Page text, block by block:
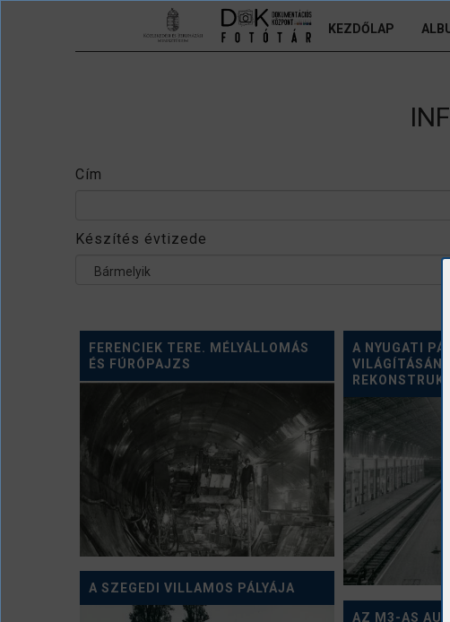
KEZDŐLAP
Cím
Készítés évtizede
Bármelyik
FERENCIEK TERE. MÉLYÁLLOMÁS
ÉS FÚRÓPAJZS
A NYUGATI
A SZEGEDI VILLAMOS PÁLYÁJA
AZ M3-AS